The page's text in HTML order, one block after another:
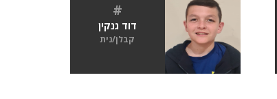
#
דוד גנקין
קבלן/נית